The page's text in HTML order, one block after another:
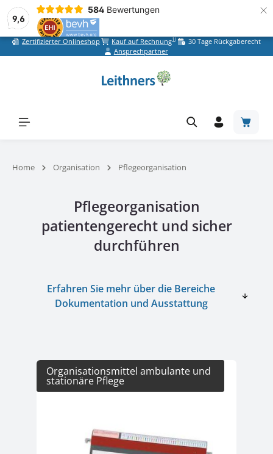
9,6
584 Bewertungen ×
Zum Hauptinhalt springen
Zertifizierter Onlineshop Kauf auf Rechnung1)
30 Tage Rückgaberecht
Ansprechpartner
Home Organisation Pflegeorganisation
Pflegeorganisation
patientengerecht und sicher
durchführen
Erfahren Sie mehr über die Bereiche
Dokumentation und Ausstattung
Kategoriegalerie überspringen
Organisationsmittel ambulante und
stationäre Pflege